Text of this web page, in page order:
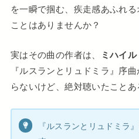
を一瞬で掴む、疾走感あふれ
ことはありませんか？
実はその曲の作者は、 ミハイ
『ルスランとリュドミラ』序
らないけど、絶対聴いたこと
『ルスランとリュドミラ